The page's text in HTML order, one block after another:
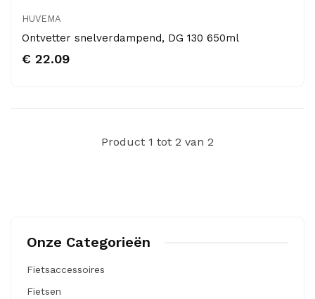
HUVEMA
Ontvetter snelverdampend, DG 130 650ml
€ 22.09
Product 1 tot 2 van 2
Onze Categorieën
Fietsaccessoires
Fietsen